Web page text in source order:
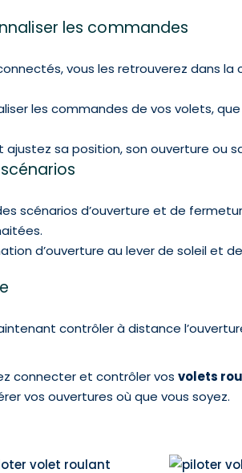
les commandes
vous les retrouverez dans la
les commandes de vos volets,
sa position, son ouverture ou
scénarios d’ouverture et de
d’ouverture au lever de soleil et
contrôler à distance
connecter et contrôler vosvolets
vos ouvertures où que vous soyez.